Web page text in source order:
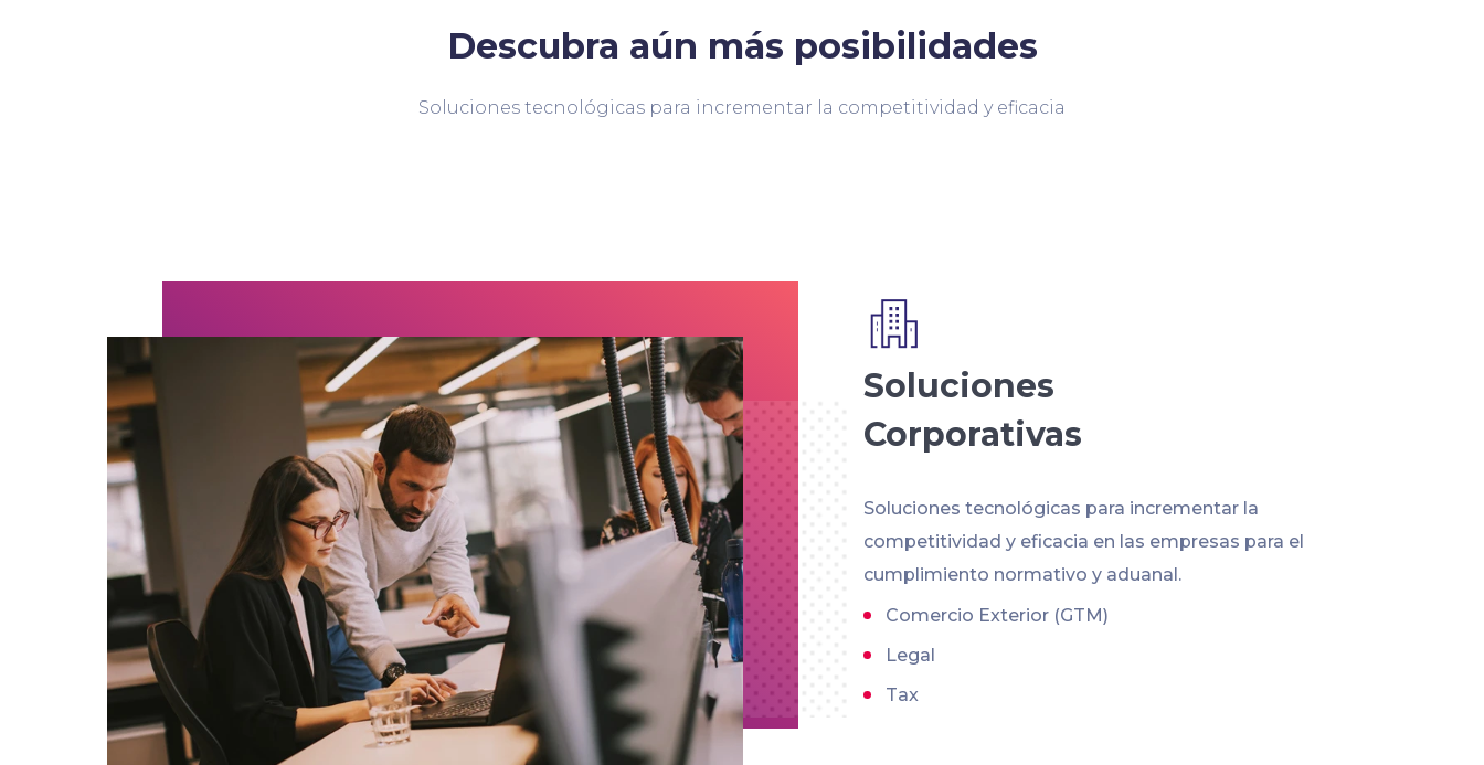
Descubra aún más posibilidades
Soluciones tecnológicas para incrementar la competitividad y eficacia
Soluciones
Corporativas
Soluciones tecnológicas para incrementar la
competitividad y eficacia en las empresas para el
cumplimiento normativo y aduanal.
Comercio Exterior (GTM)
Legal
Tax